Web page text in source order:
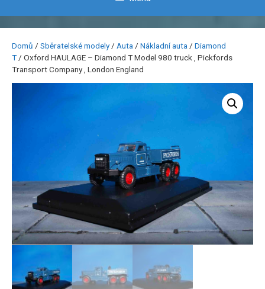
Domů / Sběratelské modely / Auta / Nákladní auta / Diamond
T/ Oxford HAULAGE – Diamond T Model 980 truck , Pickfords
Transport Company , London England